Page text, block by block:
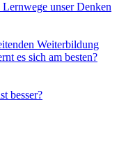
unser Denken
Weiterbildung
es sich am besten?
besser?